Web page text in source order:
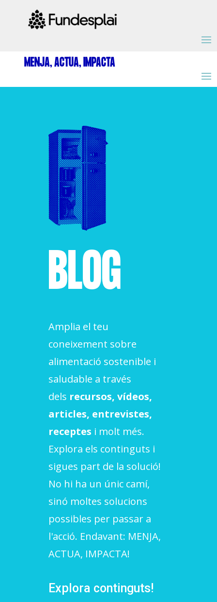
MENJA, ACTUA, IMPACTA
BLOG
Amplia el teu
coneixement sobre
alimentació sostenible i
saludable a través
dels recursos, vídeos,
articles, entrevistes,
receptes i molt més.
Explora els continguts i
sigues part de la solució!
No hi ha un únic camí,
sinó moltes solucions
possibles per passar a
l'acció. Endavant: MENJA,
ACTUA, IMPACTA!
Explora continguts!
ACTIVITATS D'ESTIU
MÓN ESCOLAR
ALBERG CENTRE ESPLAI
FORMACIÓ
CASES DE COLÒNIES
ACCIÓ SOCIAL I JOVES
ESPLAIS
CONEIX FUNDESPLAI
Missió i valors
Els comptes clars
Proposta educativa
ACTUALITAT